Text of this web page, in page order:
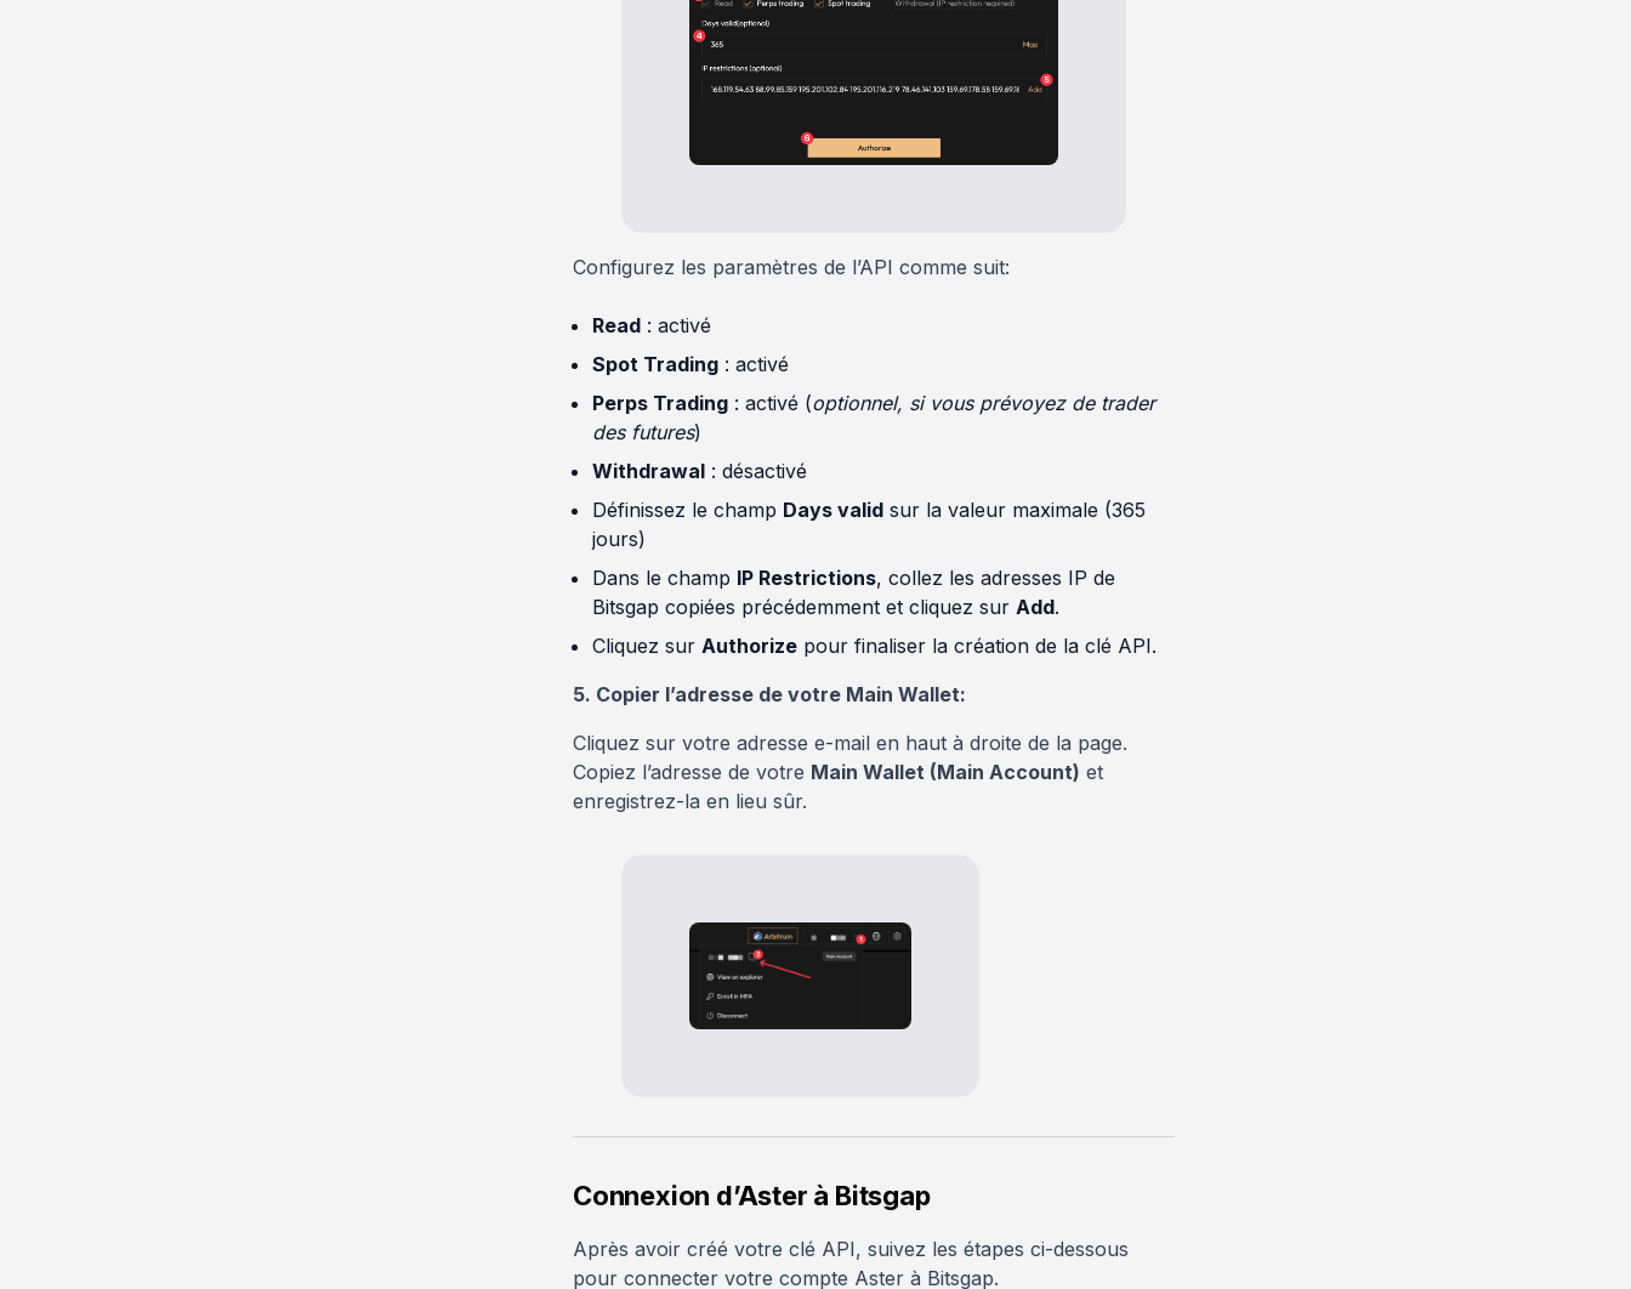
Configurez les paramètres de l’API comme suit:
Read : activé
Spot Trading : activé
Perps Trading : activé (optionnel, si vous prévoyez de trader
des futures)
Withdrawal : désactivé
Définissez le champ Days valid sur la valeur maximale (365
jours)
Dans le champ IP Restrictions, collez les adresses IP de
Bitsgap copiées précédemment et cliquez sur Add.
Cliquez sur Authorize pour finaliser la création de la clé API.
5. Copier l’adresse de votre Main Wallet:
Cliquez sur votre adresse e-mail en haut à droite de la page.
Copiez l’adresse de votre Main Wallet (Main Account) et
enregistrez-la en lieu sûr.
Connexion d’Aster à Bitsgap
Après avoir créé votre clé API, suivez les étapes ci-dessous
pour connecter votre compte Aster à Bitsgap.